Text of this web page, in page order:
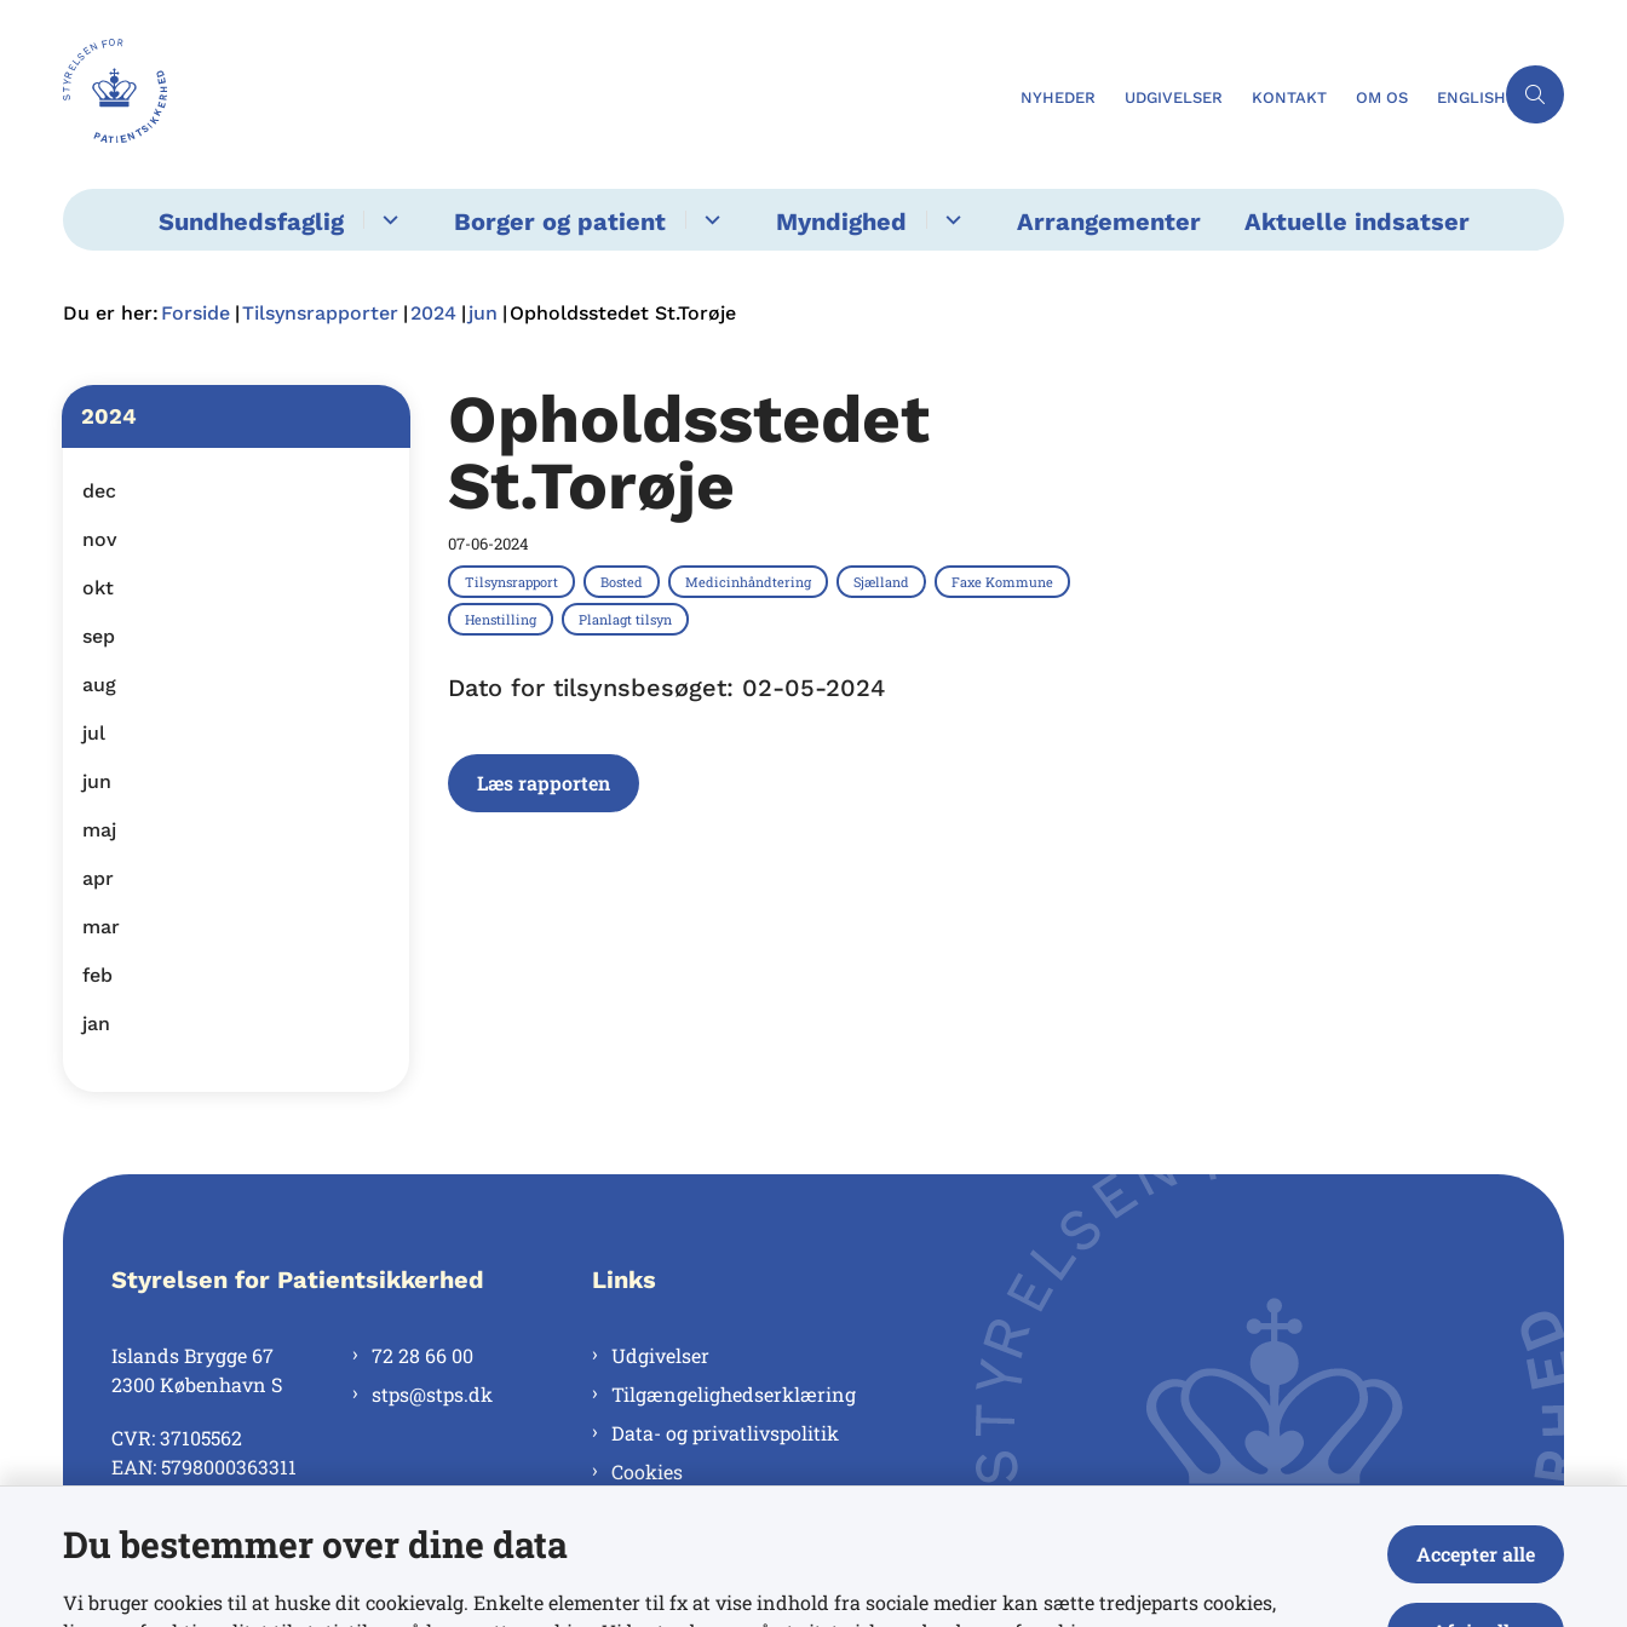
NYHEDER UDGIVELSER KONTAKT OM OS ENGLISH
Sundhedsfaglig Borger og patient Myndighed Arrangementer Aktuelle indsatser
Du er her: Forside Tilsynsrapporter 2024 jun Opholdsstedet St.Torøje
2024
dec
nov
okt
sep
aug
jul
jun
maj
apr
mar
feb
jan
Opholdsstedet
St.Torøje
07-06-2024
Tilsynsrapport Bosted Medicinhåndtering Sjælland Faxe Kommune
Henstilling Planlagt tilsyn
Dato for tilsynsbesøget: 02-05-2024
Læs rapporten
Styrelsen for Patientsikkerhed
Islands Brygge 67
2300 København S
CVR: 37105562
EAN: 5798000363311
72 28 66 00
stps@stps.dk
Se alle kontaktnumre
Links
Udgivelser
Tilgængelighedserklæring
Data- og privatlivspolitik
Cookies
Du bestemmer over dine data
Vi bruger cookies til at huske dit cookievalg. Enkelte elementer til fx at vise indhold fra sociale medier kan sætte tredjeparts cookies,
Accepter alle